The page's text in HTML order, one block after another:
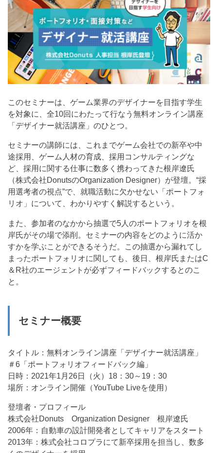
このセミナーは、ゲーム業界のデザイナーを目指す学生
を対象に、全10回にわたって行なう無料オンライン講座
「デザイナー就活講座」のひとつ。
セミナーの講師には、これまでゲーム会社での新卒や中
途採用、ゲーム人材の育成、採用コンサルティングな
ど、採用に関する仕事に数多く携わってきた根岸遼氏
（株式会社DonutsのOrganization Designer）が登壇。“採
用選考者の視点”で、就職活動に欠かせない「ポートフォ
リオ」について、わかりやすく解説するという。
また、参加者のなかから抽選で5人のポートフォリオを根
岸氏がその場で添削。セミナーの内容をどのように活か
すかを学ぶことができるそうだ。この抽選から漏れてし
まったポートフォリオに関しても、後日、根岸氏またはC
＆R社のエージェントが必ずフィードバックするとのこ
と。
セミナー概要
タイトル：無料オンライン講座「デザイナー就活講座」
＃6「ポートフォリオフィードバック編」
日時：2021年1月26日（火）18：30～19：30
場所：オンライン開催（YouTube Liveを使用）
登壇者・プロフィール
株式会社Donuts Organization Designer 根岸遼氏
2006年：自動車の設計開発者としてキャリアをスタート
2013年：株式会社コロプラにて新卒採用を担当し、数多